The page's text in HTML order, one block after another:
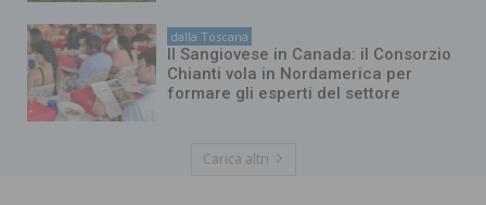
dalla Toscana
Il Sangiovese in Canada: il Consorzio
Chianti vola in Nordamerica per
formare gli esperti del settore
Carica altri